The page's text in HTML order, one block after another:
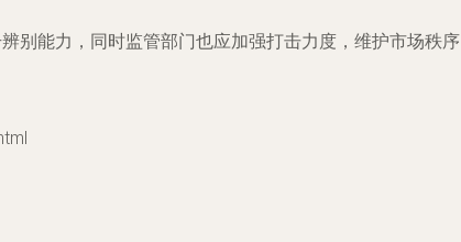
能力，同时监管部门也应加强打击力度，维护市场秩序